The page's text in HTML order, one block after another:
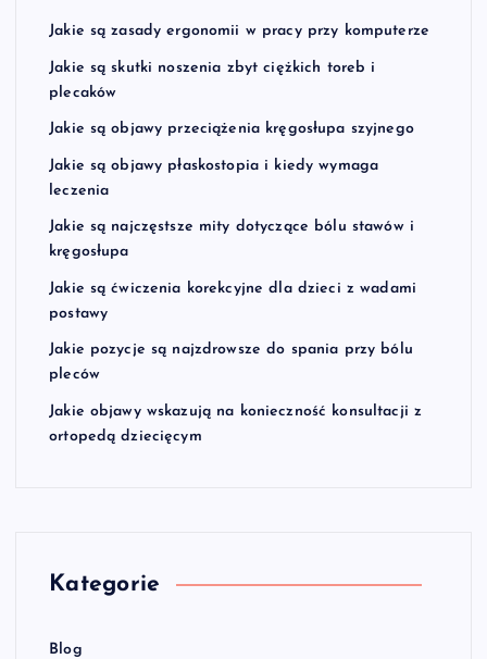
Jakie są zasady ergonomii w pracy przy komputerze
Jakie są skutki noszenia zbyt ciężkich toreb i
plecaków
Jakie są objawy przeciążenia kręgosłupa szyjnego
Jakie są objawy płaskostopia i kiedy wymaga
leczenia
Jakie są najczęstsze mity dotyczące bólu stawów i
kręgosłupa
Jakie są ćwiczenia korekcyjne dla dzieci z wadami
postawy
Jakie pozycje są najzdrowsze do spania przy bólu
pleców
Jakie objawy wskazują na konieczność konsultacji z
ortopedą dziecięcym
Kategorie
Blog